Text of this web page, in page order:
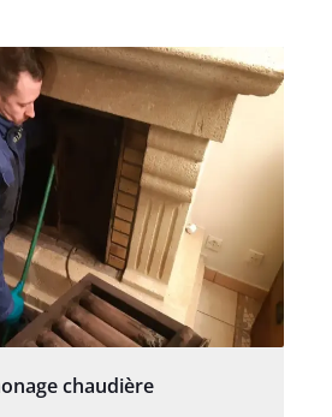
chaudière